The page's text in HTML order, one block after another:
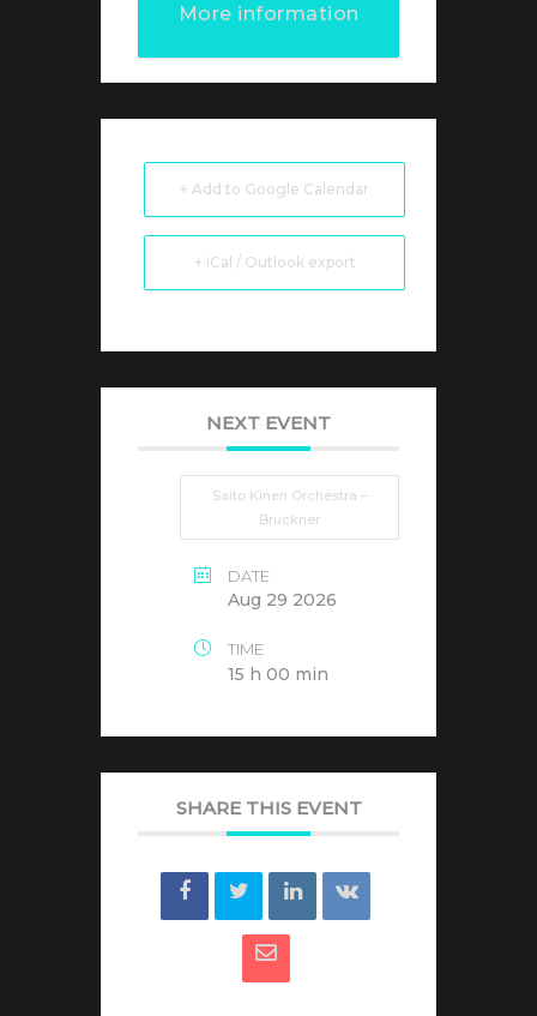
More information
+ Add to Google Calendar
+ iCal / Outlook export
NEXT EVENT
Saito Kinen Orchestra –
Bruckner
DATE
Aug 29 2026
TIME
15 h 00 min
SHARE THIS EVENT